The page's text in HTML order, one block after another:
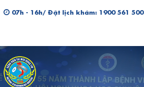
07h - 16h/ Đặt lịch khám: 1900 561 500